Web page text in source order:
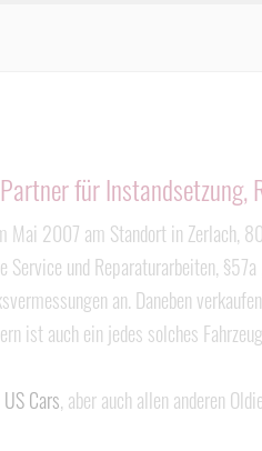
für
Mai 2007 am Standort in Zerlach,
und Reparaturarbeiten,
an. Daneben
ist auch ein jedes solches
US Cars, aber auch allen anderen